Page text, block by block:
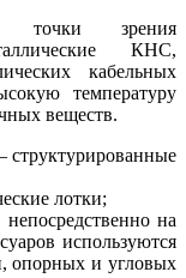
точки зрения
КНС,
кабельных
температуру
веществ.
лотки;
на
используются
опорных и угловых